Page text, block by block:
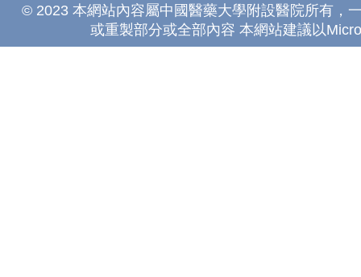
© 2023 本網站內容屬中國醫藥大學附設醫院所有，
或重製部分或全部內容 本網站建議以